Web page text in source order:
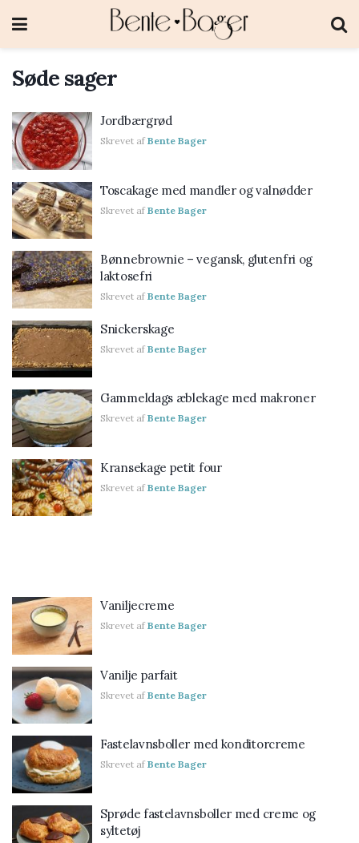
Søde sager
Jordbærgrød
Skrevet af Bente Bager
Toscakage med mandler og valnødder
Skrevet af Bente Bager
Bønnebrownie – vegansk, glutenfri og
laktosefri
Skrevet af Bente Bager
Snickerskage
Skrevet af Bente Bager
Gammeldags æblekage med makroner
Skrevet af Bente Bager
Kransekage petit four
Skrevet af Bente Bager
Vaniljecreme
Skrevet af Bente Bager
Vanilje parfait
Skrevet af Bente Bager
Fastelavnsboller med konditorcreme
Skrevet af Bente Bager
Sprøde fastelavnsboller med creme og
syltetøj